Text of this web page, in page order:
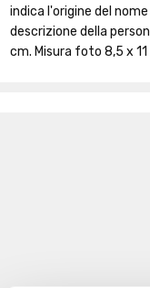
indica l'origine del
descrizione della
cm. Misura foto 8,5 x 11